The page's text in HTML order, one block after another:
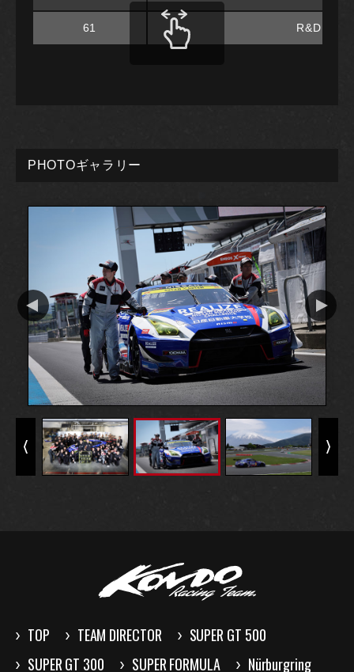
61 R&D
PHOTOギャラリー
TOP TEAM DIRECTOR
SUPER GT 500
SUPER GT 300
SUPER FORMULA Nürburgring